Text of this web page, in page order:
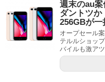
週末のau
ダントツ
256GBが一
オープセール
テルルショッ
バイルも激ア